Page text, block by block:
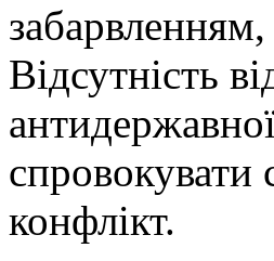
Відсутність
спровокувати
конфлікт.